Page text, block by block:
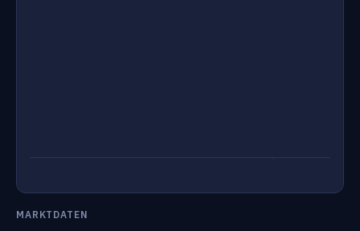
MARKTDATEN